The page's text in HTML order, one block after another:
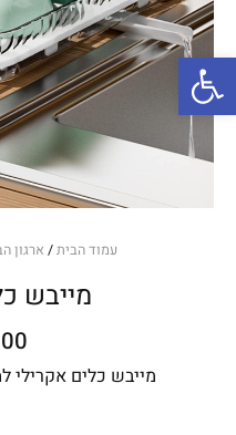
פתח סרגל נגישות
עמוד הבית/ ארגון
מייבש
מייבש כלים